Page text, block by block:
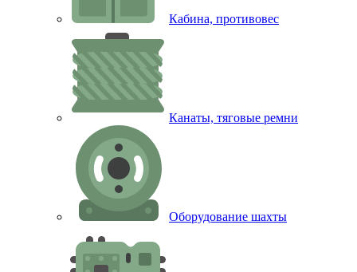
Кабина, противовес
Канаты, тяговые ремни
Оборудование шахты